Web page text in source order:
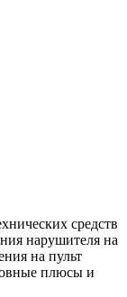
средств
нарушителя на
на пульт
плюсы и